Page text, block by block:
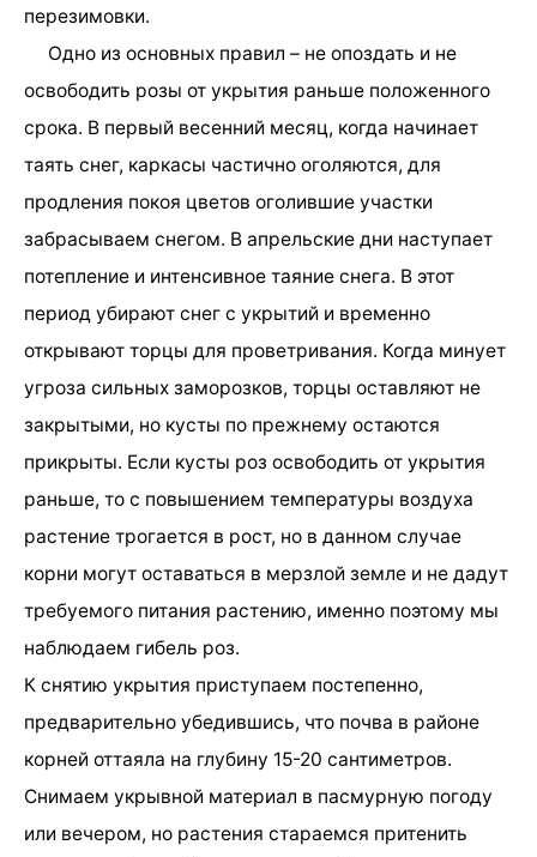
перезимовки.
Одно из основных правил – не опоздать и не
освободить розы от укрытия раньше положенного
срока. В первый весенний месяц, когда начинает
таять снег, каркасы частично оголяются, для
продления покоя цветов оголившие участки
забрасываем снегом. В апрельские дни наступает
потепление и интенсивное таяние снега. В этот
период убирают снег с укрытий и временно
открывают торцы для проветривания. Когда минует
угроза сильных заморозков, торцы оставляют не
закрытыми, но кусты по прежнему остаются
прикрыты. Если кусты роз освободить от укрытия
раньше, то с повышением температуры воздуха
растение трогается в рост, но в данном случае
корни могут оставаться в мерзлой земле и не дадут
требуемого питания растению, именно поэтому мы
наблюдаем гибель роз.
К снятию укрытия приступаем постепенно,
предварительно убедившись, что почва в районе
корней оттаяла на глубину 15-20 сантиметров.
Снимаем укрывной материал в пасмурную погоду
или вечером, но растения стараемся притенить